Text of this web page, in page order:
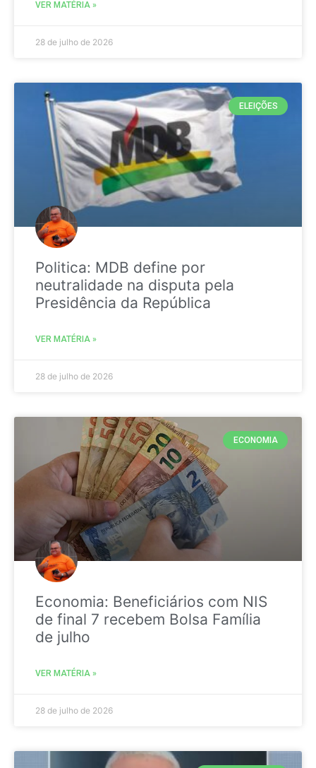
VER MATÉRIA »
28 de julho de 2026
ELEIÇÕES
Politica: MDB define por
neutralidade na disputa pela
Presidência da República
VER MATÉRIA »
28 de julho de 2026
ECONOMIA
Economia: Beneficiários com NIS
de final 7 recebem Bolsa Família
de julho
VER MATÉRIA »
28 de julho de 2026